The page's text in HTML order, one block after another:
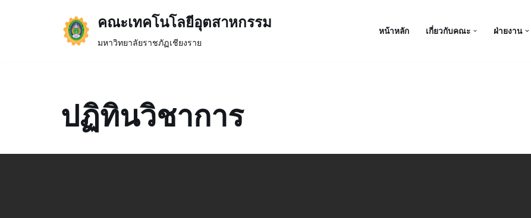
คณะเทคโนโลยีอุตสาหกรรม
มหาวิทยาลัยราชภัฏเชียงราย
หน้าหลัก เกี่ยวกับคณะ ฝ่ายงาน
ปฏิทินวิชาการ